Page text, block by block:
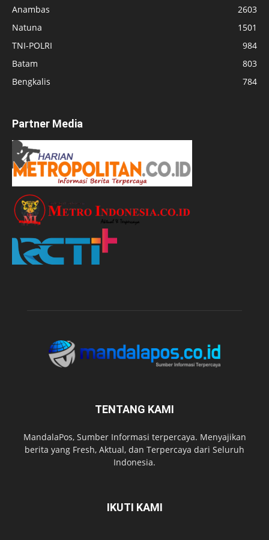
Anambas
2603
Natuna
1501
TNI-POLRI
984
Batam
803
Bengkalis
784
Partner Media
TENTANG KAMI
MandalaPos, Sumber Informasi terpercaya. Menyajikan
berita yang Fresh, Aktual, dan Terpercaya dari Seluruh
Indonesia.
IKUTI KAMI